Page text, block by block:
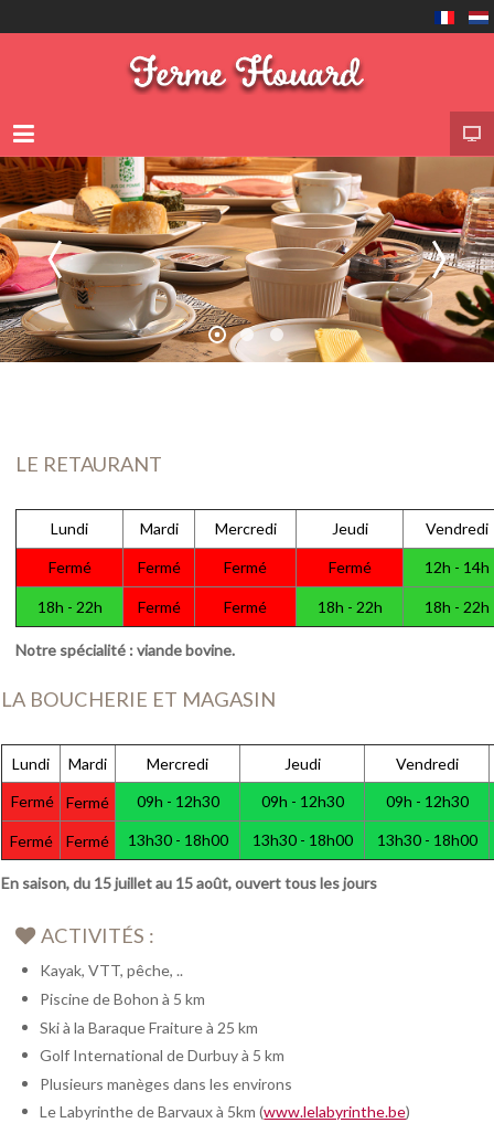
LE RETAURANT
Lundi Mardi Mercredi Jeudi Vendredi
Fermé Fermé Fermé Fermé 12h - 14h
18h - 22h Fermé Fermé 18h - 22h 18h - 22h
Notre spécialité : viande bovine.
LA BOUCHERIE ET MAGASIN
Lundi Mardi Mercredi Jeudi
Vendredi
Fermé
Fermé 09h - 12h30 09h - 12h30 09h - 12h30
Fermé Fermé 13h30 - 18h00 13h30 - 18h00 13h30 - 18h00
En saison, du 15 juillet au 15 août, ouvert tous les jours
ACTIVITÉS :
Kayak, VTT, pêche, ..
Piscine de Bohon à 5 km
Ski à la Baraque Fraiture à 25 km
Golf International de Durbuy à 5 km
Plusieurs manèges dans les environs
Le Labyrinthe de Barvaux à 5km (www.lelabyrinthe.be)